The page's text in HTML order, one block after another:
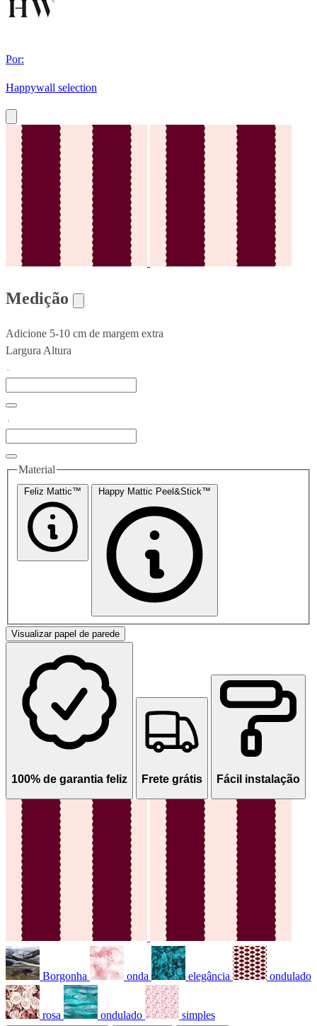
Por:
Happywall selection
Medição
Adicione 5-10 cm de margem extra
Largura Altura
Material
Feliz Mattic™ Happy Mattic Peel&Stick™
Visualizar papel de parede
100% de garantia feliz Frete grátis Fácil instalação
Borgonha onda elegância ondulado
rosa ondulado simples